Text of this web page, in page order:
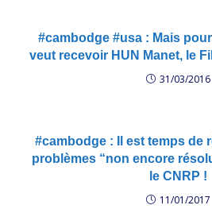
#cambodge #usa : Mais
veut recevoir HUN Manet, le
31/03/2016
#cambodge : Il est temps de
problèmes “non encore
le CNRP !
11/01/2017